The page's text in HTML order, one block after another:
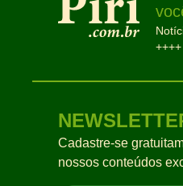
++++
Cadastre-se
nossos conteúdos